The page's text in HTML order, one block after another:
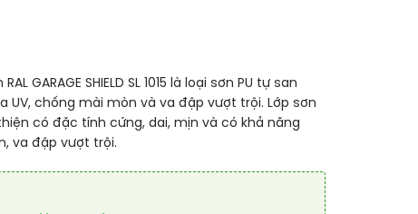
GARAGE SHIELD SL 1015 là loại sơn PU tự san
UV, chống mài mòn và va đập vượt trội. Lớp sơn
có đặc tính cứng, dai, mịn và có khả năng
va đập vượt trội.